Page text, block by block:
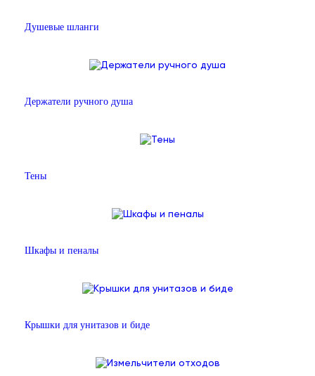
Душевые шланги
Держатели ручного душа
Тены
Шкафы и пеналы
Крышки для унитазов и биде